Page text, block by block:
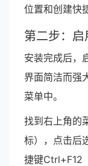
位置和创建快
第二步：启
安装完成后，
界面简洁而强
菜单中。
找到右上角的
标），点击后
捷键Ctrl+F12